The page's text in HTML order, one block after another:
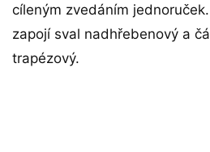
cíleným zvedáním
zapojí sval nadhřebenový a
trapézový.